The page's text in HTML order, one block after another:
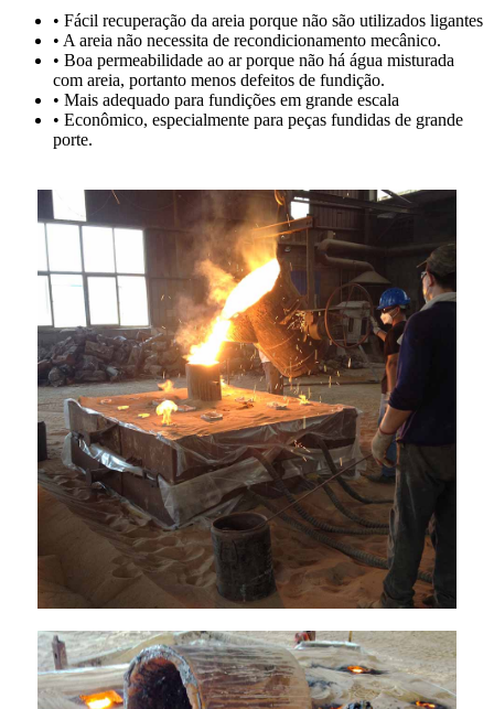
• Fácil recuperação da areia porque não são utilizados ligantes
• A areia não necessita de recondicionamento mecânico.
• Boa permeabilidade ao ar porque não há água misturada
com areia, portanto menos defeitos de fundição.
• Mais adequado para fundições em grande escala
• Econômico, especialmente para peças fundidas de grande
porte.